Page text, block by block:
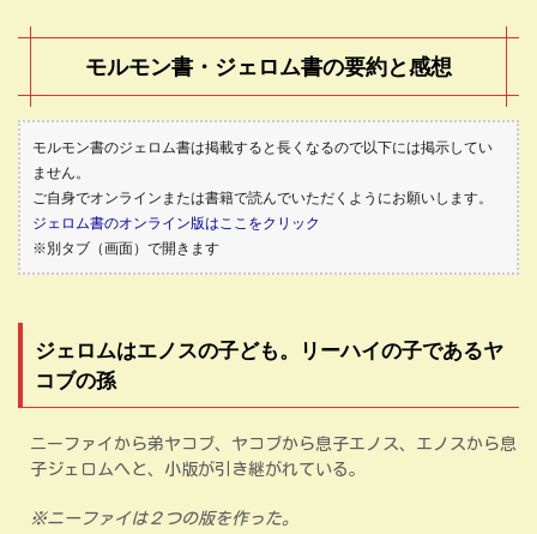
モルモン書・ジェロム書の要約と感想
モルモン書のジェロム書は掲載すると長くなるので以下には掲示してい
ません。
ご自身でオンラインまたは書籍で読んでいただくようにお願いします。
ジェロム書のオンライン版はここをクリック
※別タブ（画面）で開きます
ジェロムはエノスの子ども。リーハイの子であるヤ
コブの孫
ニーファイから弟ヤコブ、ヤコブから息子エノス、エノスから息
子ジェロムへと、小版が引き継がれている。
※ニーファイは２つの版を作った。